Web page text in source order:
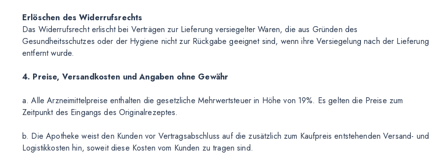
Erlöschen des Widerrufsrechts
Das Widerrufsrecht erlischt bei Verträgen zur Lieferung versiegelter Waren, die aus Gründen des
Gesundheitsschutzes oder der Hygiene nicht zur Rückgabe geeignet sind, wenn ihre Versiegelung nach der Lieferung
entfernt wurde.
4. Preise, Versandkosten und Angaben ohne Gewähr
a. Alle Arzneimittelpreise enthalten die gesetzliche Mehrwertsteuer in Höhe von 19%. Es gelten die Preise zum
Zeitpunkt des Eingangs des Originalrezeptes.
b. Die Apotheke weist den Kunden vor Vertragsabschluss auf die zusätzlich zum Kaufpreis entstehenden Versand- und
Logistikkosten hin, soweit diese Kosten vom Kunden zu tragen sind.